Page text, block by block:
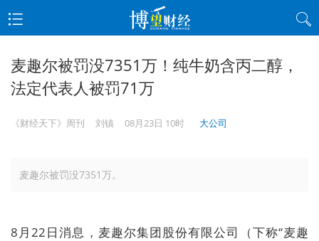
麦趣尔被罚没7351万！纯牛奶含丙二醇，
法定代表人被罚71万
《财经天下》周刊 刘镇 08月23日 10时 大公司
麦趣尔被罚没7351万。
8月22日消息，麦趣尔集团股份有限公司（下称“麦趣